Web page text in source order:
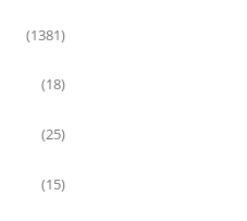
(1381)
(18)
(25)
(15)